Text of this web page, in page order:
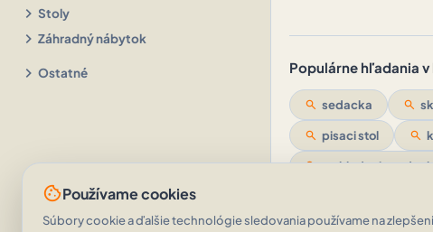
chevron_right Stoly
chevron_right Záhradný nábytok
chevron_right Ostatné Populárne hľadania
search sedacka search
search pisaci stol search
search rozkladacia
cookiePoužívame cookies
Súbory cookie a ďalšie technológie sledovania používame na